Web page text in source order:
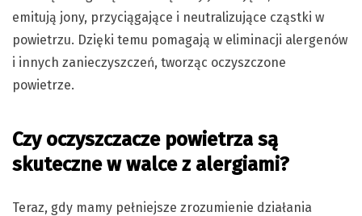
emitują jony, przyciągające i neutralizujące cząstki w
powietrzu. Dzięki temu pomagają w eliminacji alergenów
i innych zanieczyszczeń, tworząc oczyszczone
powietrze.
Czy oczyszczacze powietrza są
skuteczne w walce z alergiami?
Teraz, gdy mamy pełniejsze zrozumienie działania